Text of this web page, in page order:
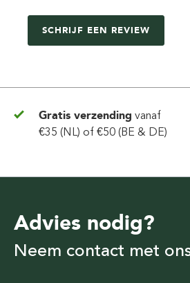
SCHRIJF EEN REVIEW
Gratis verzending vanaf
€35 (NL) of €50 (BE & DE)
Advies nodig?
Neem contact met